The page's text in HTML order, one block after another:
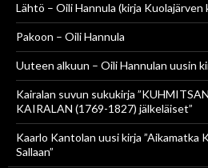
Lähtö – Oili Hannula (kirja Kuolajärven
Pakoon – Oili Hannula
Uuteen alkuun – Oili Hannulan uusin
Kairalan suvun sukukirja
KAIRALAN (1769-1827) jälkeläiset”
Kaarlo Kantolan uusi kirja ”Aikamatka
Sallaan”